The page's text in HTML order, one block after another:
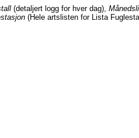
(detaljert logg for hver dag),
(Hele artslisten for Lista